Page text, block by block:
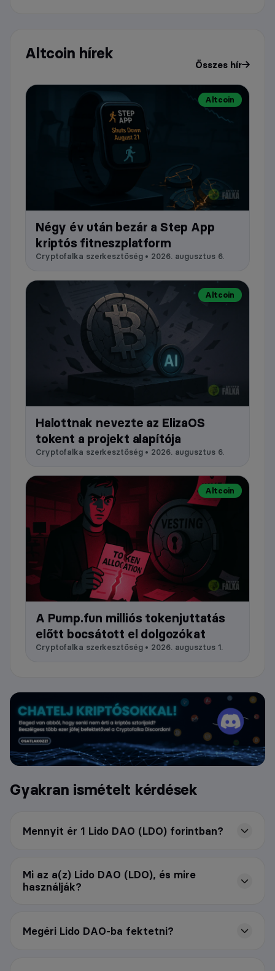
Altcoin hírek
Összes hír
Altcoin
Négy év után bezár a Step App
kriptós fitneszplatform
Cryptofalka szerkesztőség • 2026. augusztus 6.
Altcoin
Halottnak nevezte az ElizaOS
tokent a projekt alapítója
Cryptofalka szerkesztőség • 2026. augusztus 6.
Altcoin
A Pump.fun milliós tokenjuttatás
előtt bocsátott el dolgozókat
Cryptofalka szerkesztőség • 2026. augusztus 1.
Gyakran ismételt kérdések
Mennyit ér 1 Lido DAO (LDO) forintban?
Mi az a(z) Lido DAO (LDO), és mire
használják?
Megéri Lido DAO-ba fektetni?